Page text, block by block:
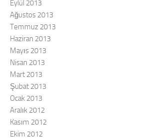
Eylül 2013
Ağustos 2013
Temmuz 2013
Haziran 2013
Mayıs 2013
Nisan 2013
Mart 2013
Şubat 2013
Ocak 2013
Aralık 2012
Kasım 2012
Ekim 2012